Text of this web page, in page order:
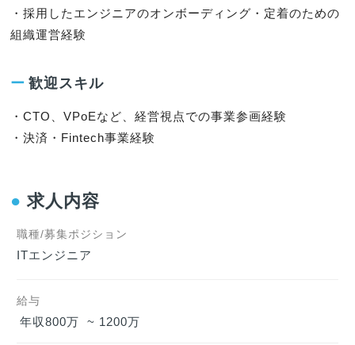
・採用したエンジニアのオンボーディング・定着のための
組織運営経験
ー 歓迎スキル
・CTO、VPoEなど、経営視点での事業参画経験
・決済・Fintech事業経験
● 求人内容
職種/募集ポジション
ITエンジニア
給与
年収800万  ~ 1200万